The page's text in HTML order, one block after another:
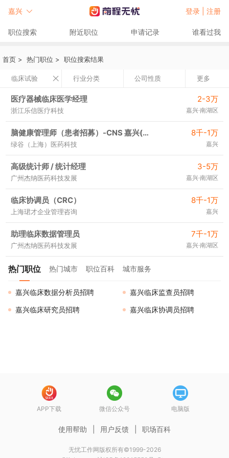
嘉兴 登录 | 注册
职位搜索 附近职位 申请记录 谁看过我
首页 > 热门职位 > 职位搜索结果
临床试验 行业分类 公司性质 更多
医疗器械临床医学经理 2-3万
浙江乐信医疗科技 嘉兴·南湖区
脑健康管理师（患者招募）-CNS 嘉兴(J10463) 8千-1万
绿谷（上海）医药科技 嘉兴
高级统计师 / 统计经理 3-5万
广州杰纳医药科技发展 嘉兴·南湖区
临床协调员（CRC） 8千-1万
上海珺才企业管理咨询 嘉兴
助理临床数据管理员 7千-1万
广州杰纳医药科技发展 嘉兴·南湖区
热门职位 热门城市 职位百科 城市服务
嘉兴临床数据分析员招聘
嘉兴临床监查员招聘
嘉兴临床研究员招聘
嘉兴临床协调员招聘
APP下载 微信公众号 电脑版
使用帮助 用户反馈 职场百科
无忧工作网版权所有©1999-2026